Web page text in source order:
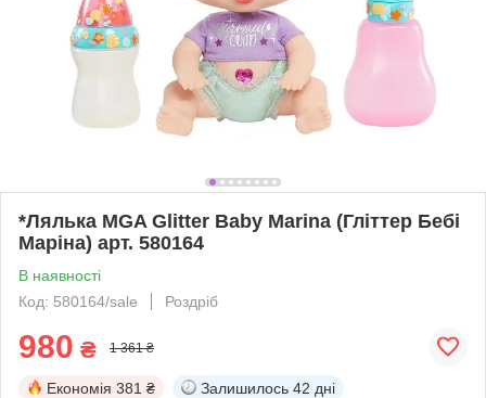
*Лялька MGA Glitter Baby Marina (Гліттер Бебі
Маріна) арт. 580164
В наявності
Код: 580164/sale
Роздріб
980 ₴ 1 361 ₴
Економія 381 ₴ Залишилось 42 дні